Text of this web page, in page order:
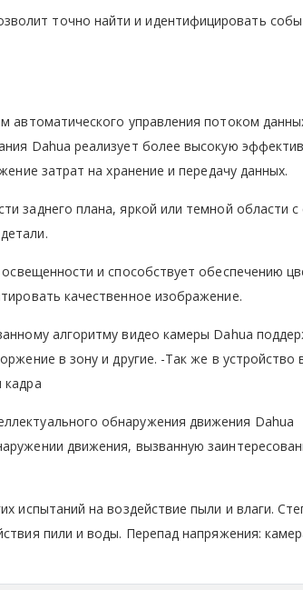
точно найти и идентифицировать
автоматического управления потоком
Dahua реализует более высокую
затрат на хранение и передачу данных.
заднего плана, яркой или темной области
и способствует обеспечению
качественное изображение.
алгоритму видео камеры Dahua
в зону и другие. -Так же в устройство
кадра
обнаружения движения Dahua
движения, вызванную
испытаний на воздействие пыли и влаги.
пили и воды. Перепад напряжения: